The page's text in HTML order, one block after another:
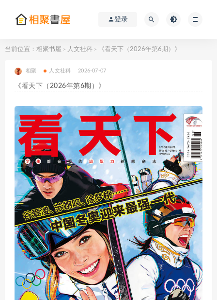
登录
当前位置： 相聚书屋 > 人文社科 > 《看天下（2026年第6期）》
相聚 人文社科 2026-07-07
《看天下（2026年第6期）》